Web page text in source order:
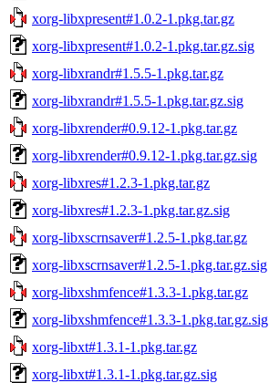
xorg-libxpresent#1.0.2-1.pkg.tar.gz
xorg-libxpresent#1.0.2-1.pkg.tar.gz.sig
xorg-libxrandr#1.5.5-1.pkg.tar.gz
xorg-libxrandr#1.5.5-1.pkg.tar.gz.sig
xorg-libxrender#0.9.12-1.pkg.tar.gz
xorg-libxrender#0.9.12-1.pkg.tar.gz.sig
xorg-libxres#1.2.3-1.pkg.tar.gz
xorg-libxres#1.2.3-1.pkg.tar.gz.sig
xorg-libxscrnsaver#1.2.5-1.pkg.tar.gz
xorg-libxscrnsaver#1.2.5-1.pkg.tar.gz.sig
xorg-libxshmfence#1.3.3-1.pkg.tar.gz
xorg-libxshmfence#1.3.3-1.pkg.tar.gz.sig
xorg-libxt#1.3.1-1.pkg.tar.gz
xorg-libxt#1.3.1-1.pkg.tar.gz.sig